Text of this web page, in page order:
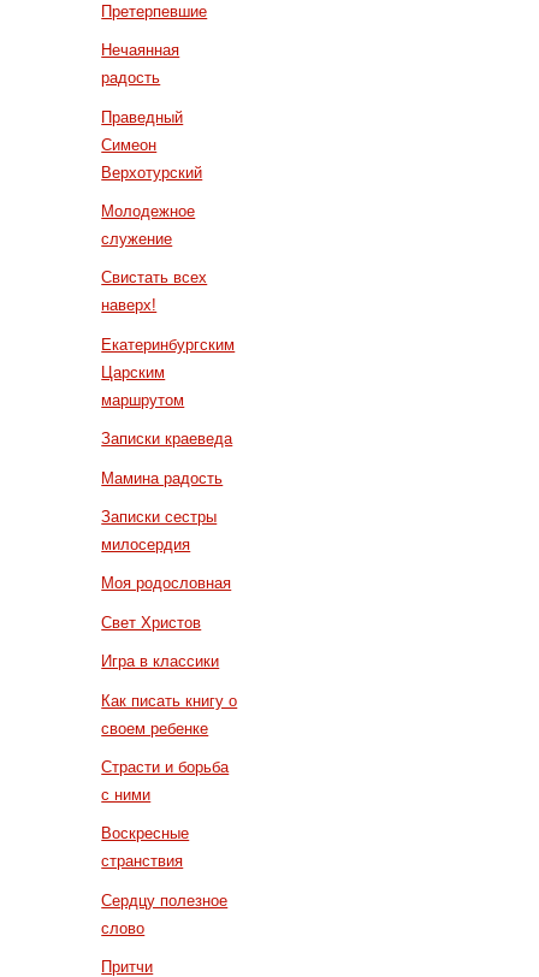
Претерпевшие
Нечаянная
радость
Праведный
Симеон
Верхотурский
Молодежное
служение
Свистать всех
наверх!
Екатеринбургским
Царским
маршрутом
Записки краеведа
Мамина радость
Записки сестры
милосердия
Моя родословная
Свет Христов
Игра в классики
Как писать книгу о
своем ребенке
Страсти и борьба
с ними
Воскресные
странствия
Сердцу полезное
слово
Притчи